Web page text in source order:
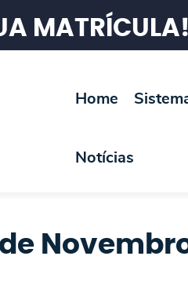
Home
Notícias
de